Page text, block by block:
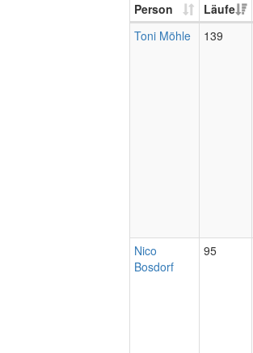
Person Läufe
Toni Möhle
139
Nico
Bosdorf
95